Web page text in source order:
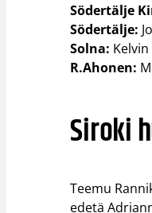
Södertälje
Södertälje:
Solna:
R.Ahonen:
Siroki
Teemu
edetä